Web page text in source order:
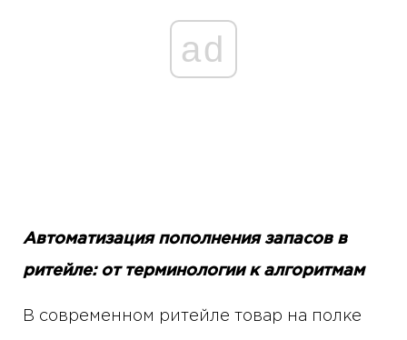
ad
Автоматизация пополнения запасов в
ритейле: от терминологии к алгоритмам
В современном ритейле товар на полке